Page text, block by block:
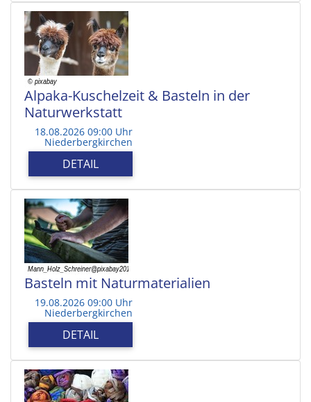
Alpaka-Kuschelzeit & Basteln in der
Naturwerkstatt
18.08.2026 09:00 Uhr
Niederbergkirchen
DETAIL
Basteln mit Naturmaterialien
19.08.2026 09:00 Uhr
Niederbergkirchen
DETAIL